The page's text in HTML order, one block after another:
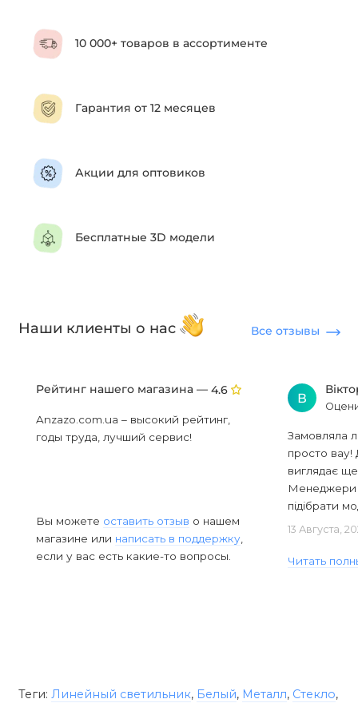
10 000+ товаров в ассортименте
Гарантия от 12 месяцев
Акции для оптовиков
Бесплатные 3D модели
Наши клиенты о нас Все отзывы
Рейтинг нашего магазина — 4.6
Anzazo.com.ua – высокий рейтинг,
годы труда, лучший сервис!
Вы можете оставить отзыв о нашем
магазине или написать в поддержку,
если у вас есть какие-то вопросы.
В
Замовляла
просто вау!
виглядає
Менеджери
підібрати
13 Августа,
Читать
Теги: Линейный светильник, Белый, Металл, Стекло,